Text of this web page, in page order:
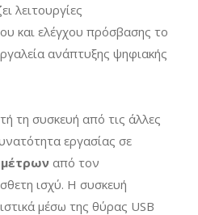
λειτουργίες
και ελέγχου πρόσβασης το
ανάπτυξης ψηφιακής
τη συσκευή από τις άλλες
εργασίας σε
μέτρων από τον
ισχύ. Η συσκευή
μέσω της θύρας USB